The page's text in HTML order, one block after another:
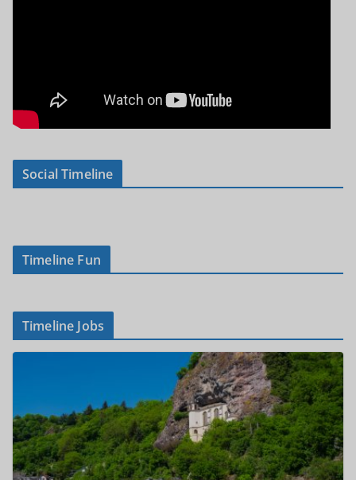
Social Timeline
Timeline Fun
Timeline Jobs